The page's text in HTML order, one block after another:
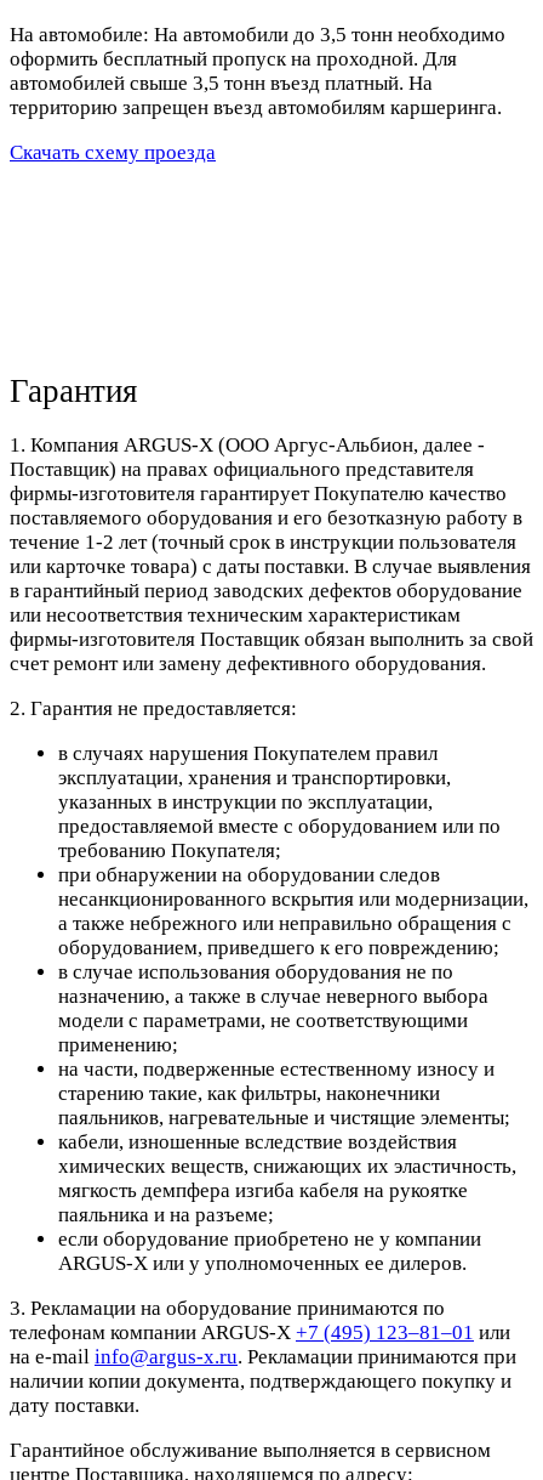
На автомобиле: На автомобили до 3,5 тонн необходимо
оформить бесплатный пропуск на проходной. Для
автомобилей свыше 3,5 тонн въезд платный. На
территорию запрещен въезд автомобилям каршеринга.
Скачать схему проезда
Гарантия
1. Компания ARGUS-X (ООО Аргус-Альбион, далее -
Поставщик) на правах официального представителя
фирмы-изготовителя гарантирует Покупателю качество
поставляемого оборудования и его безотказную работу в
течение 1-2 лет (точный срок в инструкции пользователя
или карточке товара) с даты поставки. В случае выявления
в гарантийный период заводских дефектов оборудование
или несоответствия техническим характеристикам
фирмы-изготовителя Поставщик обязан выполнить за свой
счет ремонт или замену дефективного оборудования.
2. Гарантия не предоставляется:
в случаях нарушения Покупателем правил
эксплуатации, хранения и транспортировки,
указанных в инструкции по эксплуатации,
предоставляемой вместе с оборудованием или по
требованию Покупателя;
при обнаружении на оборудовании следов
несанкционированного вскрытия или модернизации,
а также небрежного или неправильно обращения с
оборудованием, приведшего к его повреждению;
в случае использования оборудования не по
назначению, а также в случае неверного выбора
модели с параметрами, не соответствующими
применению;
на части, подверженные естественному износу и
старению такие, как фильтры, наконечники
паяльников, нагревательные и чистящие элементы;
кабели, изношенные вследствие воздействия
химических веществ, снижающих их эластичность,
мягкость демпфера изгиба кабеля на рукоятке
паяльника и на разъеме;
если оборудование приобретено не у компании
ARGUS-X или у уполномоченных ее дилеров.
3. Рекламации на оборудование принимаются по
телефонам компании ARGUS-X +7 (495) 123–81–01 или
на e-mail info@argus-x.ru. Рекламации принимаются при
наличии копии документа, подтверждающего покупку и
дату поставки.
Гарантийное обслуживание выполняется в сервисном
центре Поставщика, находящемся по адресу: